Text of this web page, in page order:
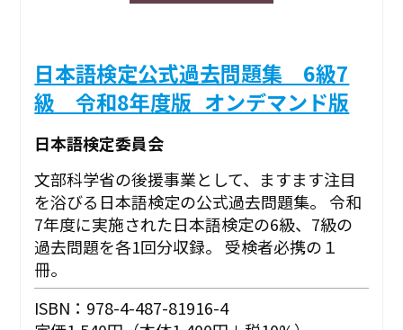
日本語検定公式過去問題集 6級7
級 令和8年度版_オンデマンド版
日本語検定委員会
文部科学省の後援事業として、ますます注目
を浴びる日本語検定の公式過去問題集。 令和
7年度に実施された日本語検定の6級、7級の
過去問題を各1回分収録。 受検者必携の１
冊。
ISBN：978-4-487-81916-4